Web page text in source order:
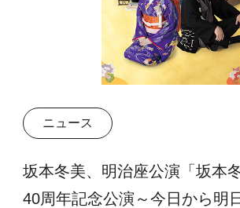
ニュース
坂本冬美、明治座公演「坂本
40周年記念公演～今日から明